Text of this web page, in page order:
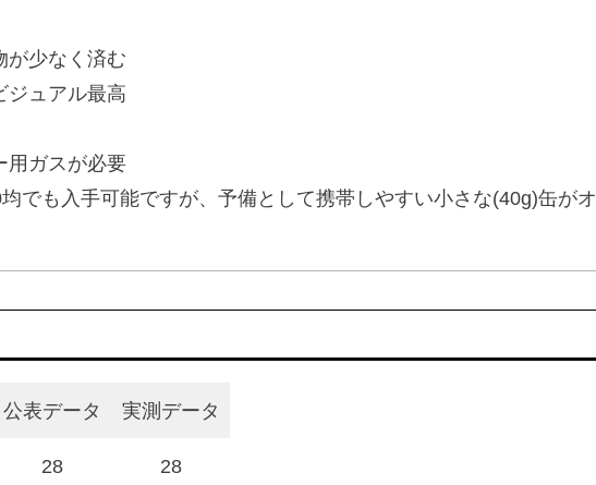
少なく済む
ュアル最高
用ガスが必要
でも入手可能ですが、予備として携帯しやすい小さな(40g)缶がオ
公表データ 実測データ
28 28